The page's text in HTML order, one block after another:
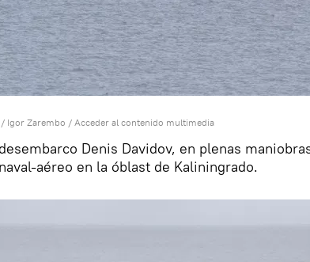
Igor Zarembo / Acceder al contenido multimedia
Denis Davidov, en plenas
aéreo en la óblast de Kaliningrado.